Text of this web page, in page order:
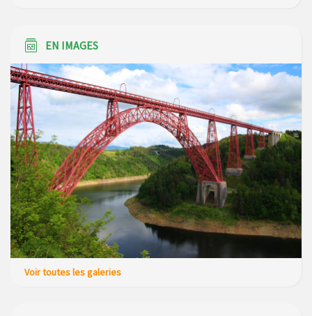
EN IMAGES
Voir toutes les galeries